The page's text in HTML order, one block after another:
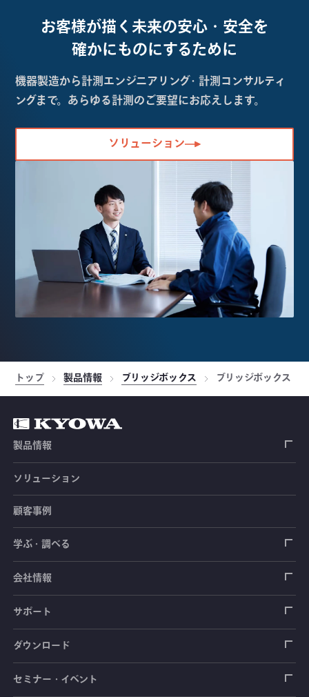
お客様が描く未来の安心・安全を
確かにものにするために
機器製造から計測エンジニアリング・計測コンサルティ
ングまで。あらゆる計測のご要望にお応えします。
ソリューション
トップ 製品情報 ブリッジボックス ブリッジボックス
製品情報
ひずみゲージ
センサ（変換器）
ロードセル
加速度センサ
圧力センサ
トルクセンサ
土木建築用センサ
荷重計
土圧計
間隙水圧計
傾斜計
自動車用センサ
シートベルト張力計
操舵力・操舵角計
手ブレーキ計・チェンジレバー操作力計
測定器
データロガー
指示計・表示器
ソフトウェア
計測システム
ソリューション
顧客事例
学ぶ・調べる
ひずみゲージ
センサ（変換器）
測定器
光ファイバ計測ソリューション - 学ぶ・調べる
会社情報
拠点情報
会社概要
サポート
製品輸出時の取り扱いと該非判定書
毒物及び劇物譲受書
ダウンロード
カタログ
セミナー・イベント